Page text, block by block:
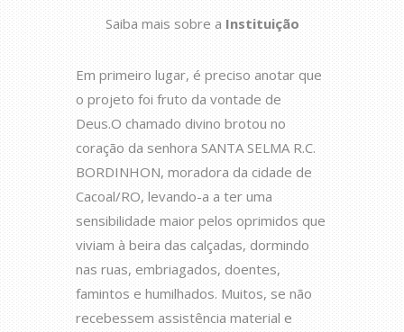
Saiba mais sobre a Instituição
Em primeiro lugar, é preciso anotar que
o projeto foi fruto da vontade de
Deus.O chamado divino brotou no
coração da senhora SANTA SELMA R.C.
BORDINHON, moradora da cidade de
Cacoal/RO, levando-a a ter uma
sensibilidade maior pelos oprimidos que
viviam à beira das calçadas, dormindo
nas ruas, embriagados, doentes,
famintos e humilhados. Muitos, se não
recebessem assistência material e